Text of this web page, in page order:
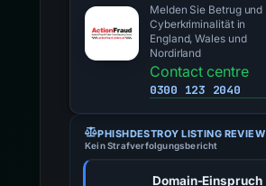
Melden Sie Betrug und
Cyberkriminalität in
England, Wales und
Nordirland
Contact centre
0300 123 2040
PHISHDESTROY LISTING REVIEW
Kein Strafverfolgungsbericht
Domain-Einspruch